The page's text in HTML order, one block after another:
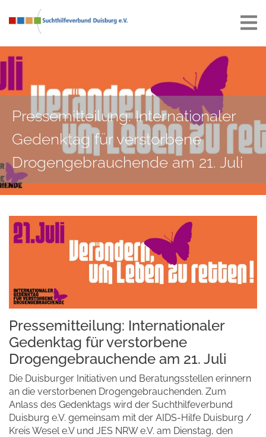
Pressemitteilung: Internationaler
Gedenktag für verstorbene
Drogengebrauchende am 21. Juli
Pressemitteilung: Internationaler
Gedenktag für verstorbene
Drogengebrauchende am 21. Juli
Die Duisburger Initiativen und Beratungsstellen erinnern
an die verstorbenen Drogengebrauchenden. Zum
Anlass des Gedenktags wird der Suchthilfeverbund
Duisburg e.V. gemeinsam mit der AIDS-Hilfe Duisburg /
Kreis Wesel e.V und JES NRW e.V. am Dienstag, den